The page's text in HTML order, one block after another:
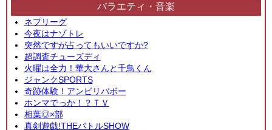
バラエティ・音楽
ネプリーグ
今夜はナゾトレ
突然ですが占ってもいいですか?
超調査チューズディ
火曜は全力！華大さんと千鳥くん
ジャンクSPORTS
奇跡体験！アンビリバボー
ホンマでっか！？ＴＶ
相葉◎×部
真剣遊戯!THEバトルSHOW